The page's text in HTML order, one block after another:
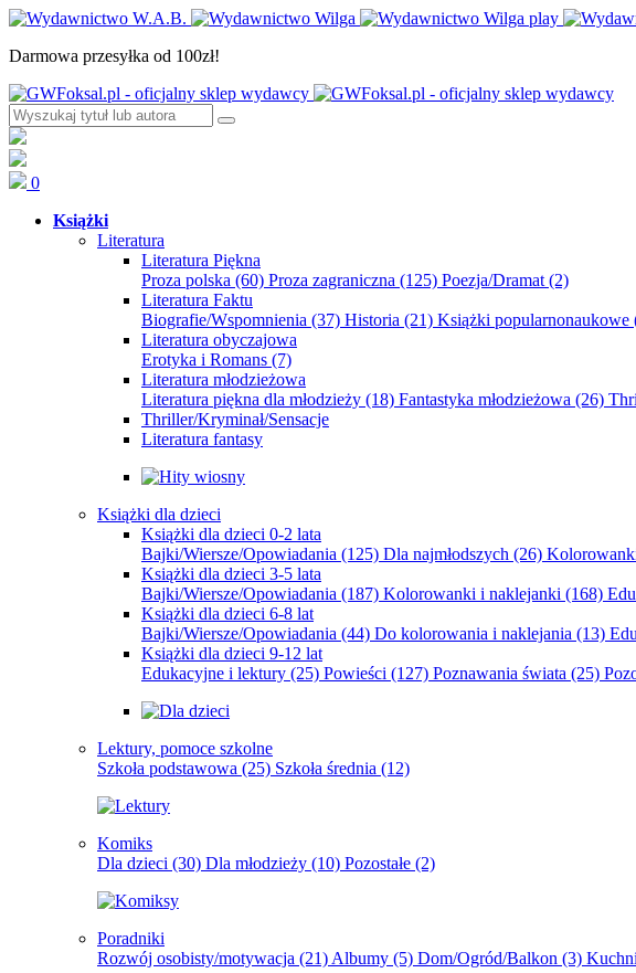
Darmowa przesyłka od 100zł!
0
Książki
Literatura
Literatura Piękna
Proza polska (60) Proza zagraniczna (125) Poezja/Dramat (2)
Literatura Faktu
Biografie/Wspomnienia (37) Historia (21) Książki popularnonaukowe
Literatura obyczajowa
Erotyka i Romans (7)
Literatura młodzieżowa
Literatura piękna dla młodzieży (18) Fantastyka młodzieżowa (26)
Thriller/Kryminał/Sensacje
Literatura fantasy
Książki dla dzieci
Książki dla dzieci 0-2 lata
Bajki/Wiersze/Opowiadania (125) Dla najmłodszych (26)
Książki dla dzieci 3-5 lata
Bajki/Wiersze/Opowiadania (187) Kolorowanki i naklejanki (168)
Książki dla dzieci 6-8 lat
Bajki/Wiersze/Opowiadania (44) Do kolorowania i naklejania (13)
Książki dla dzieci 9-12 lat
Edukacyjne i lektury (25) Powieści (127) Poznawania świata (25)
Lektury, pomoce szkolne
Szkoła podstawowa (25) Szkoła średnia (12)
Komiks
Dla dzieci (30) Dla młodzieży (10) Pozostałe (2)
Poradniki
Rozwój osobisty/motywacja (21) Albumy (5) Dom/Ogród/Balkon (3)